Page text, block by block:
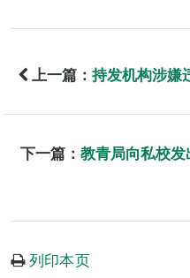
上一篇： 持发机构涉嫌
下一篇： 教青局向私校发
列印本页